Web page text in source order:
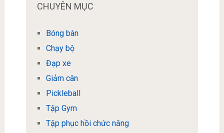
CHUYÊN MỤC
Bóng bàn
Chạy bộ
Đạp xe
Giảm cân
Pickleball
Tập Gym
Tập phục hồi chức năng